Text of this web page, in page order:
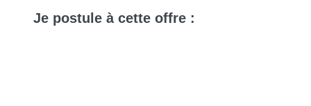
Je postule à cette offre :